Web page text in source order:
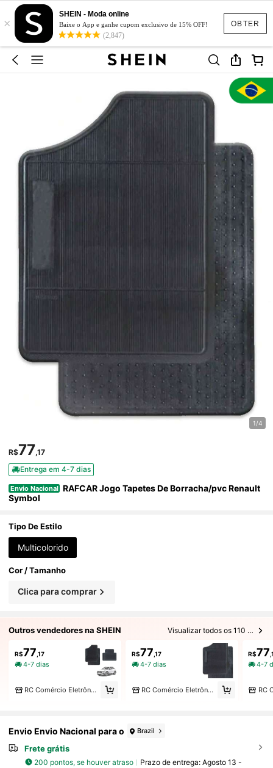
OBTER
×
SHEIN - Moda online
Baixe o App e ganhe cupom exclusivo de 15% OFF!
(2,847)
1/4
R$77,17
Entrega em 4-7 dias
Envio Nacional RAFCAR Jogo Tapetes De Borracha/pvc Renault
Symbol
Tipo De Estilo
Multicolorido
Cor / Tamanho
Clica para comprar
Outros vendedores na SHEIN Visualizar todos os 110 vendedores
R$77 ,17
4-7 dias
RC Comércio Eletrônico
R$77 ,17
4-7 dias
RC Comércio Eletrônico
R$77
4-7
Envio Envio Nacional para o Brazil
Frete grátis
200 pontos, se houver atraso Prazo de entrega: Agosto 13 -